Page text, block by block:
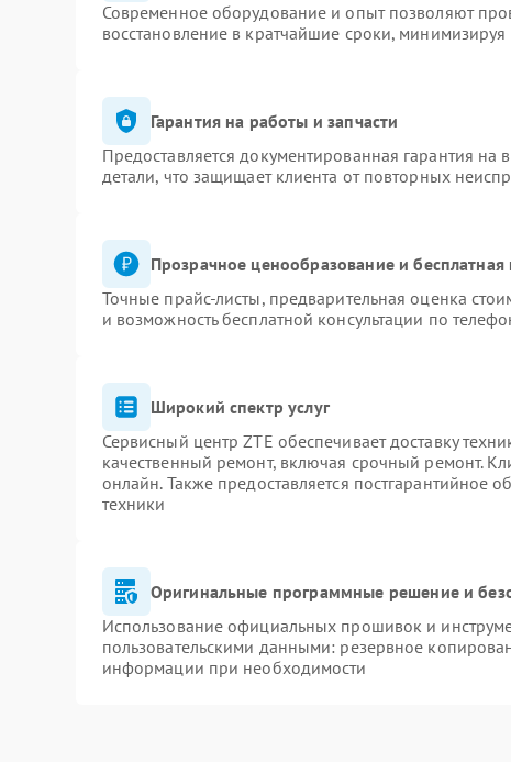
Современное оборудование и опыт позволяют
восстановление в кратчайшие сроки, минимизируя
Гарантия на работы и запчасти
Предоставляется документированная гарантия
детали, что защищает клиента от повторных
Прозрачное ценообразование и бесплатная
Точные прайс-листы, предварительная оценка
и возможность бесплатной консультации по
Широкий спектр услуг
Сервисный центр ZTE обеспечивает доставку
качественный ремонт, включая срочный ремонт.
онлайн. Также предоставляется постгарантийное
техники
Оригинальные программные решение и
Использование официальных прошивок и
пользовательскими данными: резервное
информации при необходимости